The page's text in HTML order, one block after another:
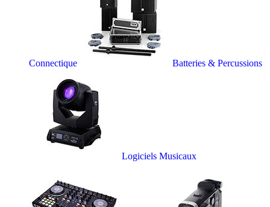
Connectique Batteries & Percussions
Logiciels Musicaux